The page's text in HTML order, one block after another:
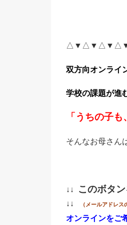
双方向オンライ
学校の課題が進
「うちの子
そんなお母さん
↓↓ このボタ
↓↓
（メールアドレ
オンラインをご